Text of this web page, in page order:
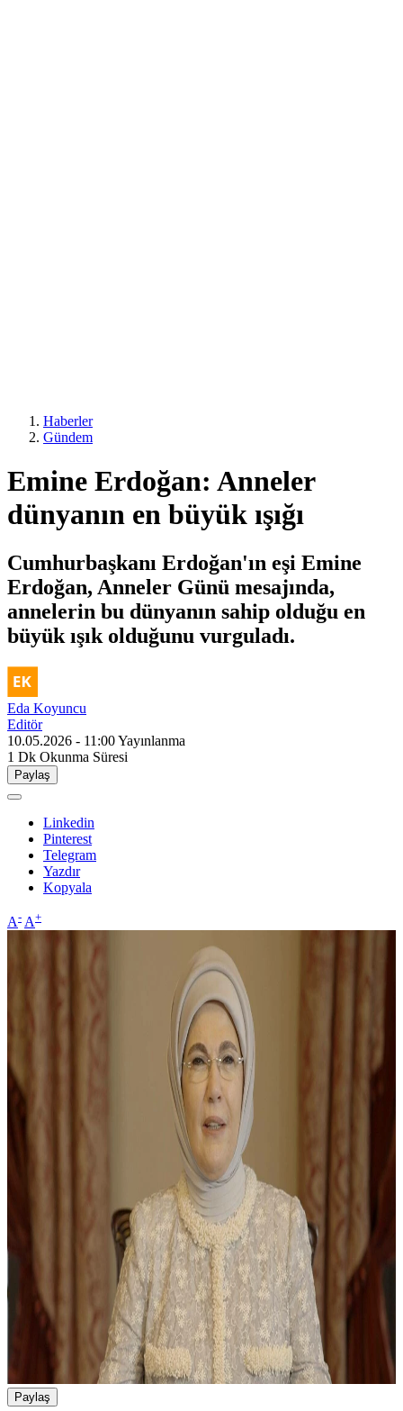
Haberler
Gündem
Emine Erdoğan: Anneler
dünyanın en büyük ışığı
Cumhurbaşkanı Erdoğan'ın eşi Emine
Erdoğan, Anneler Günü mesajında,
annelerin bu dünyanın sahip olduğu en
büyük ışık olduğunu vurguladı.
Eda Koyuncu
Editör
10.05.2026 - 11:00Yayınlanma
1 Dk Okunma Süresi
Paylaş
Linkedin
Pinterest
Telegram
Yazdır
Kopyala
A- A+
Paylaş